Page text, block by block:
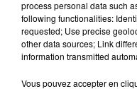
process personal data such
following functionalities:
requested; Use precise
other data sources; Link
information transmitted
Vous pouvez accepter en